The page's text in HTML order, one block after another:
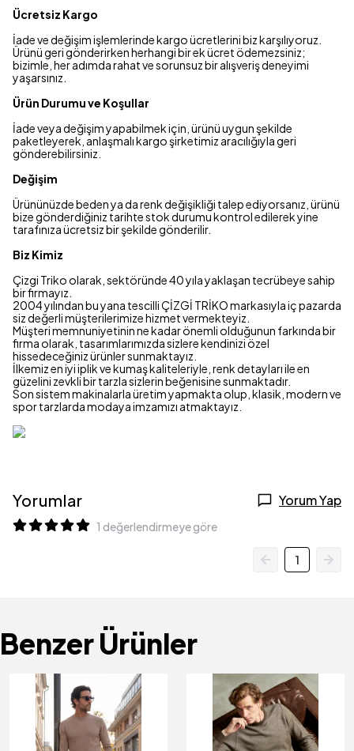
Ücretsiz Kargo
İade ve değişim işlemlerinde kargo ücretlerini biz karşılıyoruz.
Ürünü geri gönderirken herhangi bir ek ücret ödemezsiniz;
bizimle, her adımda rahat ve sorunsuz bir alışveriş deneyimi
yaşarsınız.
Ürün Durumu ve Koşullar
İade veya değişim yapabilmek için, ürünü uygun şekilde
paketleyerek, anlaşmalı kargo şirketimiz aracılığıyla geri
gönderebilirsiniz.
Değişim
Ürününüzde beden ya da renk değişikliği talep ediyorsanız, ürünü
bize gönderdiğiniz tarihte stok durumu kontrol edilerek yine
tarafınıza ücretsiz bir şekilde gönderilir.
Biz Kimiz
Çizgi Triko olarak, sektöründe 40 yıla yaklaşan tecrübeye sahip
bir firmayız.
2004 yılından bu yana tescilli ÇİZGİ TRİKO markasıyla iç pazarda
siz değerli müşterilerimize hizmet vermekteyiz.
Müşteri memnuniyetinin ne kadar önemli olduğunun farkında bir
firma olarak, tasarımlarımızda sizlere kendinizi özel
hissedeceğiniz ürünler sunmaktayız.
İlkemiz en iyi iplik ve kumaş kaliteleriyle, renk detayları ile en
güzelini zevkli bir tarzla sizlerin beğenisine sunmaktadır.
Son sistem makinalarla üretim yapmakta olup, klasik, modern ve
spor tarzlarda modaya imzamızı atmaktayız.
Yorumlar Yorum Yap
1 değerlendirmeye göre
1
Benzer Ürünler